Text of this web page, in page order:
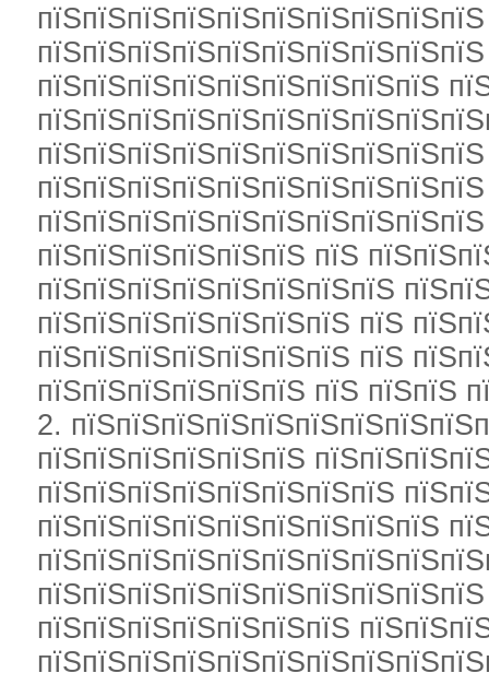
пїЅпїЅпїЅпїЅпїЅпїЅпїЅпїЅпїЅ
пїЅпїЅпїЅпїЅпїЅпїЅ пїЅ
пїЅпїЅпїЅпїЅпїЅпїЅпїЅпїЅ
пїЅпїЅпїЅпїЅпїЅпїЅпїЅ пїЅ
пїЅпїЅпїЅпїЅпїЅпїЅпїЅ пїЅ
пїЅпїЅпїЅпїЅпїЅпїЅ пїЅ пїЅпїЅ
2.
пїЅпїЅпїЅпїЅпїЅпїЅ
пїЅпїЅпїЅпїЅпїЅпїЅпїЅпїЅ
пїЅпїЅпїЅпїЅпїЅпїЅпїЅпїЅпїЅ
пїЅпїЅпїЅпїЅпїЅпїЅпїЅ